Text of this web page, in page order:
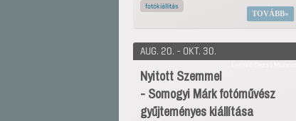
fotókiállítás
TOVÁBB
AUG. 20. - OKT. 30.
Nyitott Szemmel
- Somogyi Márk fotóművész
gyűjteményes kiállítása